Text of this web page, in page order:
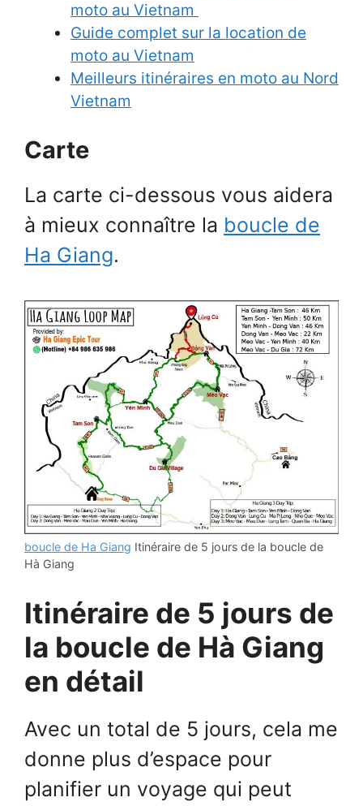
moto au Vietnam
Guide complet sur la location de
moto au Vietnam
Meilleurs itinéraires en moto au Nord
Vietnam
Carte
La carte ci-dessous vous aidera
à mieux connaître la boucle de
Ha Giang.
boucle de Ha Giang Itinéraire de 5 jours de la boucle de
Hà Giang
Itinéraire de 5 jours de
la boucle de Hà Giang
en détail
Avec un total de 5 jours, cela me
donne plus d’espace pour
planifier un voyage qui peut